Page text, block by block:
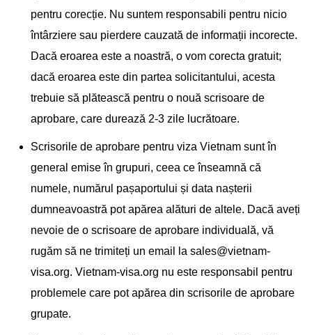
pentru corecție. Nu suntem responsabili pentru nicio
întârziere sau pierdere cauzată de informații incorecte.
Dacă eroarea este a noastră, o vom corecta gratuit;
dacă eroarea este din partea solicitantului, acesta
trebuie să plătească pentru o nouă scrisoare de
aprobare, care durează 2-3 zile lucrătoare.
Scrisorile de aprobare pentru viza Vietnam sunt în
general emise în grupuri, ceea ce înseamnă că
numele, numărul pașaportului și data nașterii
dumneavoastră pot apărea alături de altele. Dacă aveți
nevoie de o scrisoare de aprobare individuală, vă
rugăm să ne trimiteți un email la sales@vietnam-
visa.org. Vietnam-visa.org nu este responsabil pentru
problemele care pot apărea din scrisorile de aprobare
grupate.